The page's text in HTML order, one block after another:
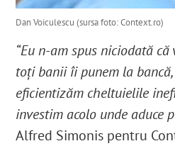
Dan Voiculescu (sursa foto: Context.ro)
“Eu n-am spus niciodată
toți banii îi punem la
eficientizăm cheltuielile
investim acolo unde aduce
Alfred Simonis pentru